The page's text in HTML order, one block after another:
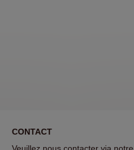
CONTACT